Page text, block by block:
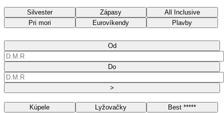
Silvester Zápasy
All Inclusive
Pri mori
Eurovíkendy Plavby
Od
Do
>
Kúpele Lyžovačky Best *****